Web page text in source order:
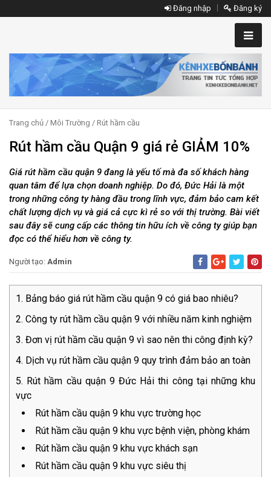
Đăng nhập Đăng ký
Trang chủ / Môi Trường / Rút hầm cầu
​Rút hầm cầu Quận 9 giá rẻ GIẢM 10%
Giá rút hầm cầu quận 9 đang là yếu tố mà đa số khách hàng
quan tâm để lựa chọn doanh nghiệp. Do đó, Đức Hải là một
trong những công ty hàng đầu trong lĩnh vực, đảm bảo cam kết
chất lượng dịch vụ và giá cả cực kì rẻ so với thị trường. Bài viết
sau đây sẽ cung cấp các thông tin hữu ích về công ty giúp bạn
đọc có thể hiểu hơn về công ty.
Người tạo: Admin
Bảng báo giá rút hầm cầu quận 9 có giá bao nhiêu?
Công ty rút hầm cầu quận 9 với nhiều năm kinh nghiệm
Đơn vị rút hầm cầu quận 9 vì sao nên thi công định kỳ?
Dịch vụ rút hầm cầu quận 9 quy trình đảm bảo an toàn
Rút hầm cầu quận 9 Đức Hải thi công tại những khu
vực
Rút hầm cầu quận 9 khu vực trường học
Rút hầm cầu quận 9 khu vực bệnh viện, phòng khám
Rút hầm cầu quận 9 khu vực khách sạn
Rút hầm cầu quận 9 khu vực siêu thị